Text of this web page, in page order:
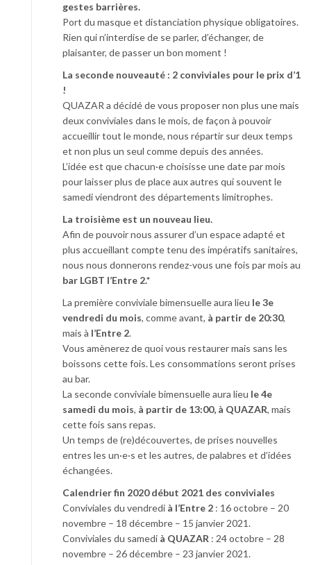
gestes barrières.
Port du masque et distanciation physique obligatoires.
Rien qui n’interdise de se parler, d’échanger, de
plaisanter, de passer un bon moment !
La seconde nouveauté : 2 conviviales pour le prix d’1
!
QUAZAR a décidé de vous proposer non plus une mais
deux conviviales dans le mois, de façon à pouvoir
accueillir tout le monde, nous répartir sur deux temps
et non plus un seul comme depuis des années.
L’idée est que chacun·e choisisse une date par mois
pour laisser plus de place aux autres qui souvent le
samedi viendront des départements limitrophes.
La troisième est un nouveau lieu.
Afin de pouvoir nous assurer d’un espace adapté et
plus accueillant compte tenu des impératifs sanitaires,
nous nous donnerons rendez-vous une fois par mois au
bar LGBT l’Entre 2.*
La première conviviale bimensuelle aura lieu le 3e
vendredi du mois, comme avant, à partir de 20:30,
mais à l’Entre 2.
Vous amènerez de quoi vous restaurer mais sans les
boissons cette fois. Les consommations seront prises
au bar.
La seconde conviviale bimensuelle aura lieu le 4e
samedi du mois, à partir de 13:00, à QUAZAR, mais
cette fois sans repas.
Un temps de (re)découvertes, de prises nouvelles
entres les un·e·s et les autres, de palabres et d’idées
échangées.
Calendrier fin 2020 début 2021 des conviviales
Conviviales du vendredi à l’Entre 2 : 16 octobre – 20
novembre – 18 décembre – 15 janvier 2021.
Conviviales du samedi à QUAZAR : 24 octobre – 28
novembre – 26 décembre – 23 janvier 2021.